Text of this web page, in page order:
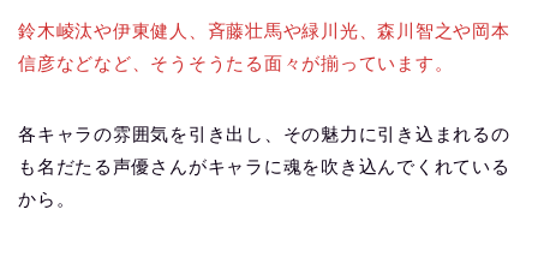
鈴木崚汰や伊東健人、斉藤壮馬や緑川光、森川智之や岡本
信彦などなど、そうそうたる面々が揃っています。
各キャラの雰囲気を引き出し、その魅力に引き込まれるの
も名だたる声優さんがキャラに魂を吹き込んでくれている
から。